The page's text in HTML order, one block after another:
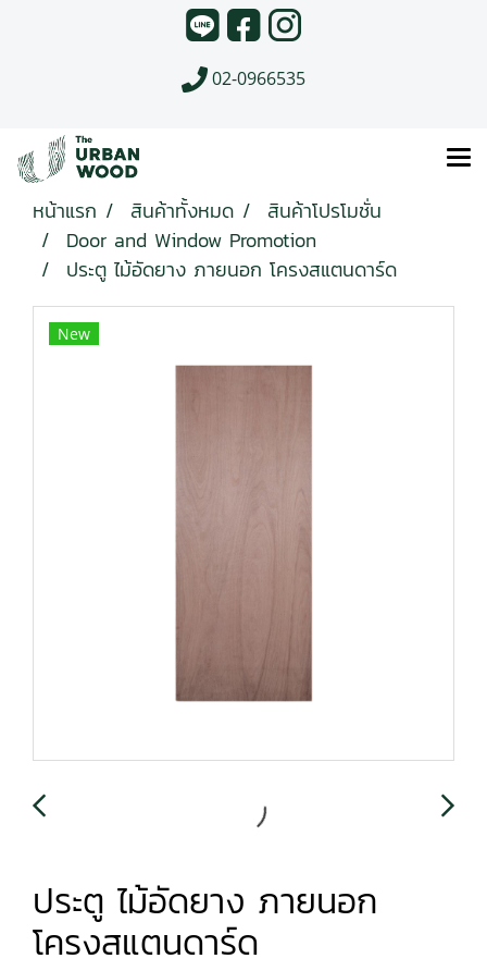
02-0966535
หน้าแรก สินค้าทั้งหมด
สินค้าโปรโมชั่น
Door and Window Promotion
ประตู ไม้อัดยาง ภายนอก โครงสแตนดาร์ด
New
ประตู ไม้อัดยาง ภายนอก
โครงสแตนดาร์ด